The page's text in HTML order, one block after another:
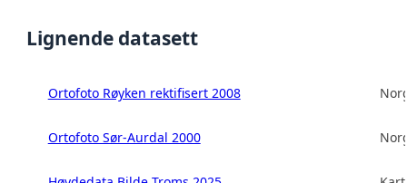
Lignende datasett
Ortofoto Røyken rektifisert 2008
Ortofoto Sør-Aurdal 2000